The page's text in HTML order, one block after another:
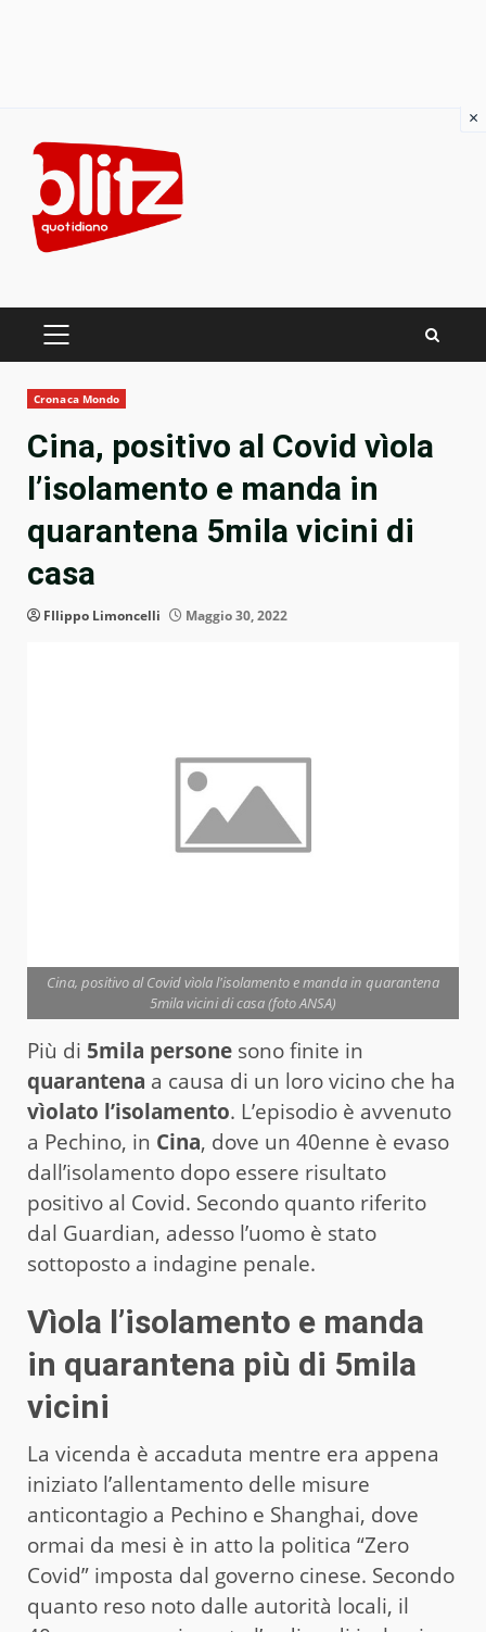
content
PRIMARY
Cronaca Mondo
Cina, positivo al Covid vìola
l’isolamento e manda in
quarantena 5mila vicini di
casa
FIlippo Limoncelli Maggio 30, 2022
Cina, positivo al Covid vìola l'isolamento e manda in quarantena
5mila vicini di casa (foto ANSA)
Più di 5mila persone sono finite in
quarantena a causa di un loro vicino che ha
vìolato l’isolamento. L’episodio è avvenuto
a Pechino, in Cina, dove un 40enne è evaso
dall’isolamento dopo essere risultato
positivo al Covid. Secondo quanto riferito
dal Guardian, adesso l’uomo è stato
sottoposto a indagine penale.
Vìola l’isolamento e manda
in quarantena più di 5mila
vicini
La vicenda è accaduta mentre era appena
iniziato l’allentamento delle misure
anticontagio a Pechino e Shanghai, dove
ormai da mesi è in atto la politica “Zero
Covid” imposta dal governo cinese. Secondo
quanto reso noto dalle autorità locali, il
×